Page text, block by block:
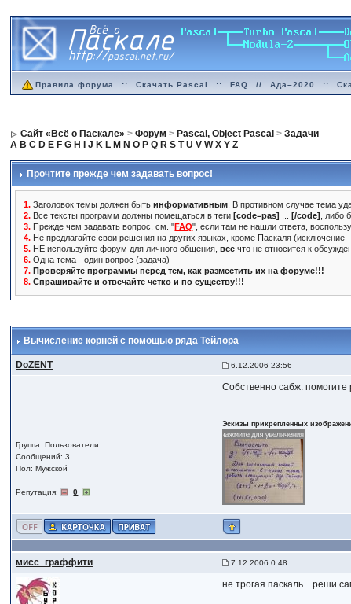
Правила форума :: Скачать Pascal :: FAQ // Ада–2020 ::
Сайт «Всё о Паскале» >Форум > Pascal, Object Pascal >Задачи
A B C D E F G H J K L M N O P Q R S T U V W X Y Z
Прочтите прежде чем задавать вопрос!
1. Заголовок темы должен бытьинформативным . В противном случае тема
2. Все тексты программ должны помещаться в теги[code=pas] ...[/code] , либо
3. Прежде чем задавать вопрос, см. "FAQ", если там не нашли ответа,
4. Не предлагайте свои решения на других языках, кроме Паскаля (исключение -
5. НЕ используйте форум для личного общения,все что не относится к
6. Одна тема - один вопрос (задача)
7. Проверяйте программы перед тем, как разместить их на форуме!!!
8. Спрашивайте и отвечайте четко и по существу!!!
Вычисление корней с помощью ряда Тейлора
DoZENT 6.12.2006 23:56
Группа: Пользователи
Сообщений: 3
Пол: Мужской
Репутация: 0
Собственно сабж. помогите
Эскизы прикрепленных
мисс_граффити 7.12.2006 0:48
не трогая паскаль... реши